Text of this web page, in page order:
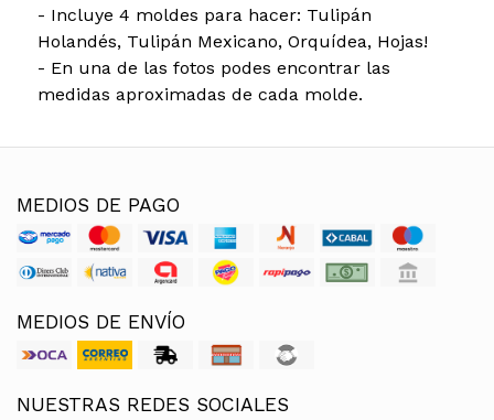
- Incluye 4 moldes para hacer: Tulipán
Holandés, Tulipán Mexicano, Orquídea, Hojas!
- En una de las fotos podes encontrar las
medidas aproximadas de cada molde.
MEDIOS DE PAGO
MEDIOS DE ENVÍO
NUESTRAS REDES SOCIALES